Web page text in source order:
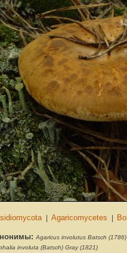
Agaricus involutus Batsch (1786)
involuta (Batsch) Gray (1821)